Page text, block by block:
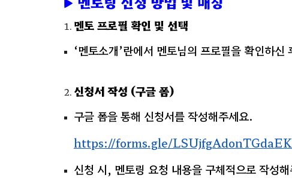
멘토 프로필 확인 및 선택
‘멘토소개’란에서 멘토님의 프로필을 확인하
신청서 작성 (구글 폼)
구글 폼을 통해 신청서를 작성해주세요.
https://forms.gle/
신청 시, 멘토링 요청 내용을 구체적으로 작성